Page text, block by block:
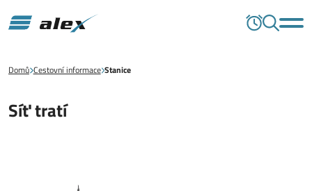
Domů Cestovní informace Stanice
Síť tratí